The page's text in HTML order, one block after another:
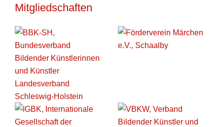
Mitgliedschaften